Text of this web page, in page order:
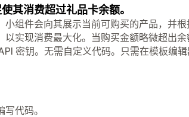
其消费超过礼品卡余额。
组件会向其展示当前可购买的产品，并
实现消费最大化。当购买金额略微超出
密钥。无需自定义代码。只需在模板编
代码。